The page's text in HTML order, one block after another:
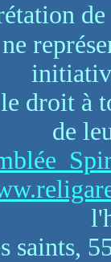
droit
de
saints,